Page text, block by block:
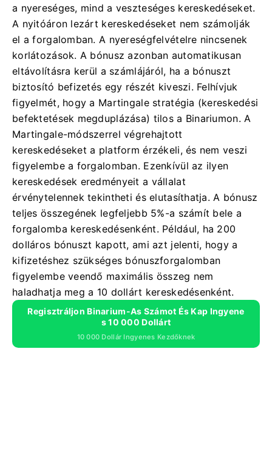
a nyereséges, mind a veszteséges kereskedéseket.
A nyitóáron lezárt kereskedéseket nem számolják
el a forgalomban. A nyereségfelvételre nincsenek
korlátozások. A bónusz azonban automatikusan
eltávolításra kerül a számlájáról, ha a bónuszt
biztosító befizetés egy részét kiveszi. Felhívjuk
figyelmét, hogy a Martingale stratégia (kereskedési
befektetések megduplázása) tilos a Binariumon. A
Martingale-módszerrel végrehajtott
kereskedéseket a platform érzékeli, és nem veszi
figyelembe a forgalomban. Ezenkívül az ilyen
kereskedések eredményeit a vállalat
érvénytelennek tekintheti és elutasíthatja.A bónusz
teljes összegének legfeljebb 5%-a számít bele a
forgalomba kereskedésenként. Például, ha 200
dolláros bónuszt kapott, ami azt jelenti, hogy a
kifizetéshez szükséges bónuszforgalomban
figyelembe veendő maximális összeg nem
haladhatja meg a 10 dollárt kereskedésenként.
Regisztráljon Binarium-As Számot És Kap Ingyene
S 10 000 Dollárt
10 000 Dollár Ingyenes Kezdőknek